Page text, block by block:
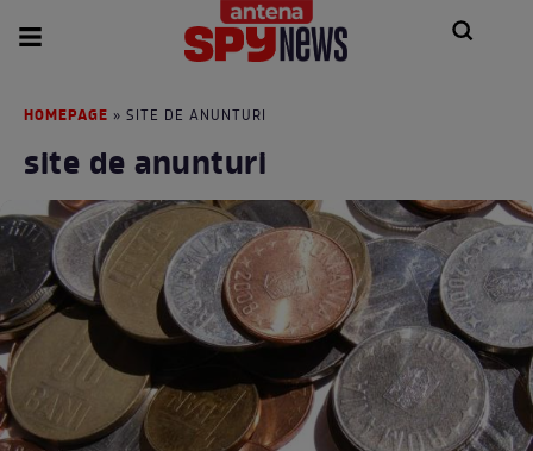
HOMEPAGE » SITE DE ANUNTURI
site de anunturi